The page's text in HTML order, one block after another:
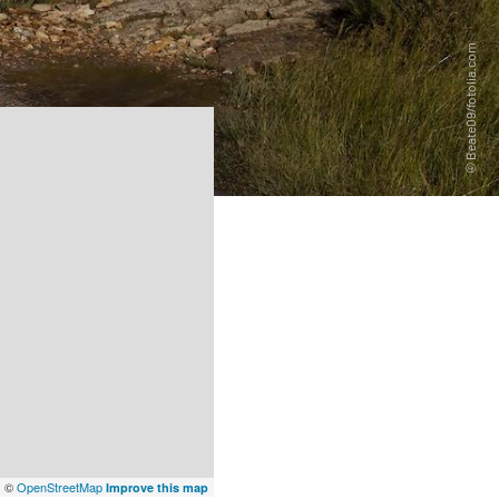
©OpenStreetMap Improve this map